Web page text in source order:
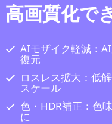
高画質化で
AIモザイク軽減：
復元
ロスレス拡大：低
スケール
色・HDR補正：色
に